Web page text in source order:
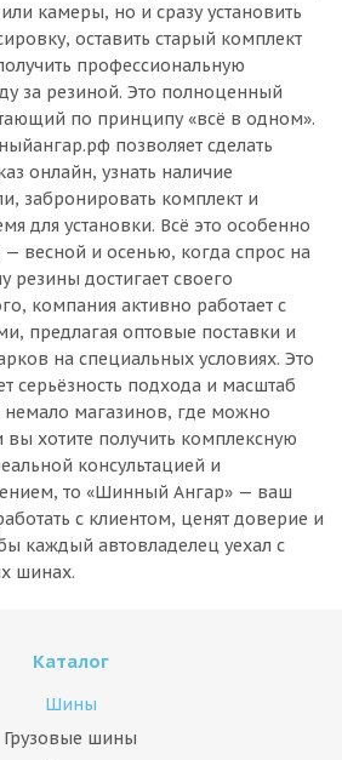
камеры, но и сразу установить
оставить старый комплект
профессиональную
за резиной. Это полноценный
по принципу «всё в одном».
позволяет сделать
онлайн, узнать наличие
забронировать комплект и
для установки. Всё это особенно
весной и осенью, когда спрос на
достигает своего
компания активно работает с
предлагая оптовые поставки и
на специальных условиях. Это
серьёзность подхода и масштаб
немало магазинов, где можно
хотите получить комплексную
консультацией и
то «Шинный Ангар» — ваш
с клиентом, ценят доверие и
каждый автовладелец уехал с
шинах.
Каталог
Шины
Грузовые шины